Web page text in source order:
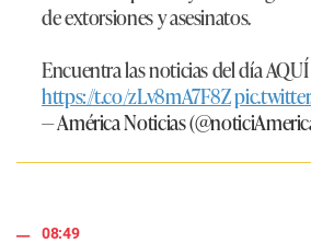
de extorsiones y asesinatos.
Encuentra las noticias del día
https://t.co/zLv8mA7F8Z
— América Noticias
08:49